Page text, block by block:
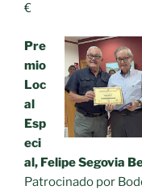
€
Pre
mio
Loc
al
Esp
eci
al, Felipe Segovia
Patrocinado por